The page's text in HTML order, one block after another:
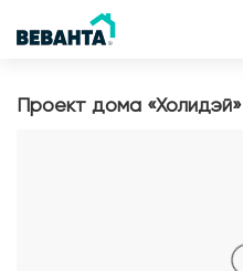
Проект дома «Холидэй»